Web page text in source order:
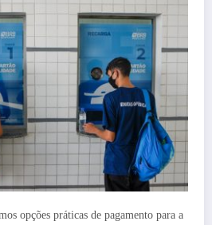
opções práticas de pagamento para a